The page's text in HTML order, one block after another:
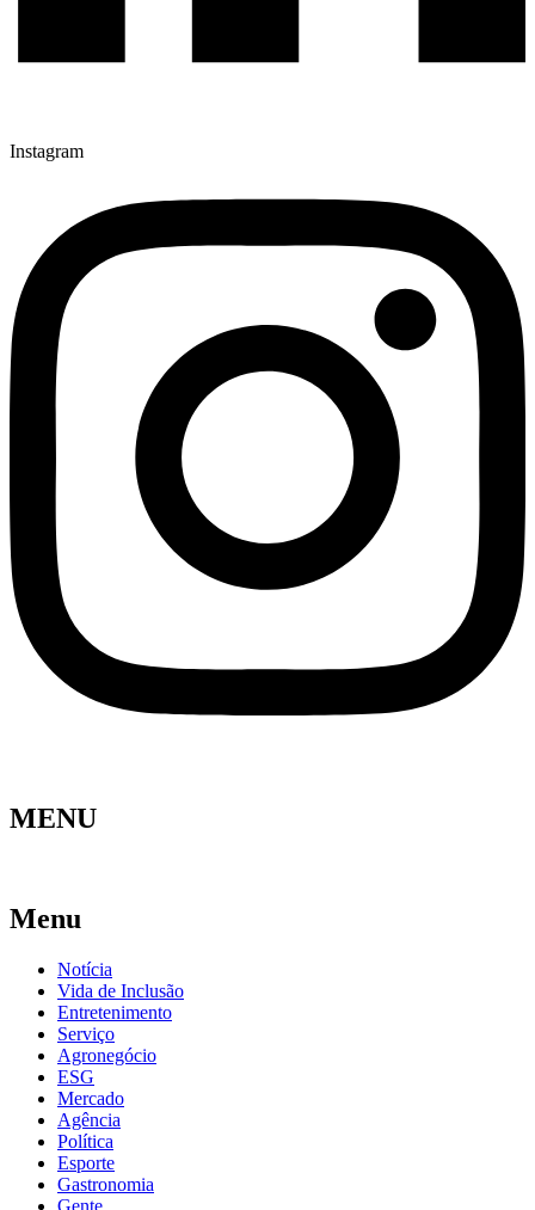
Instagram
MENU
Menu
Notícia
Vida de Inclusão
Entretenimento
Serviço
Agronegócio
ESG
Mercado
Agência
Política
Esporte
Gastronomia